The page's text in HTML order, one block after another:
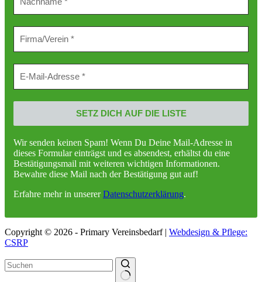
Wir senden keinen Spam! Wenn Du Deine Mail-Adresse in
dieses Formular einträgst und es absendest, erhältst du eine
Bestätigungsmail mit weiteren wichtigen Informationen.
Bewahre diese Mail nach der Bestätigung gut auf!
Erfahre mehr in unsererDatenschutzerklärung.
Copyright © 2026 - Primary Vereinsbedarf | Webdesign & Pflege:
CSRP